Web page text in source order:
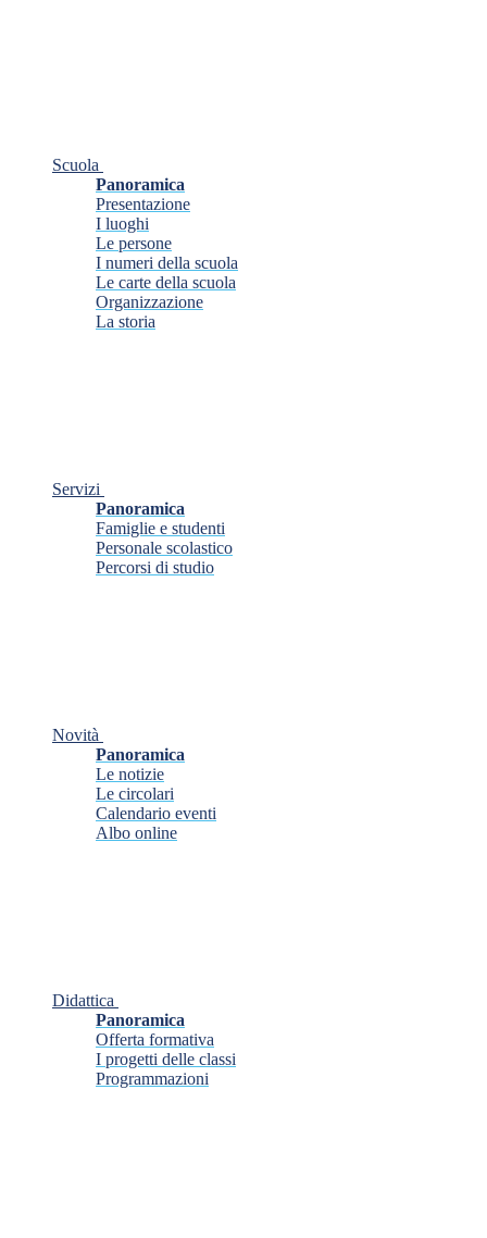
Scuola
Panoramica
Presentazione
I luoghi
Le persone
I numeri della scuola
Le carte della scuola
Organizzazione
La storia
Servizi
Panoramica
Famiglie e studenti
Personale scolastico
Percorsi di studio
Novità
Panoramica
Le notizie
Le circolari
Calendario eventi
Albo online
Didattica
Panoramica
Offerta formativa
I progetti delle classi
Programmazioni